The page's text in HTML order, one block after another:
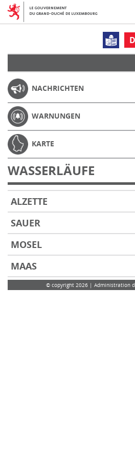
NACHRICHTEN
WARNUNGEN
KARTE
WASSERLÄUFE
ALZETTE
SAUER
MOSEL
MAAS
© copyright 2026 | Administration